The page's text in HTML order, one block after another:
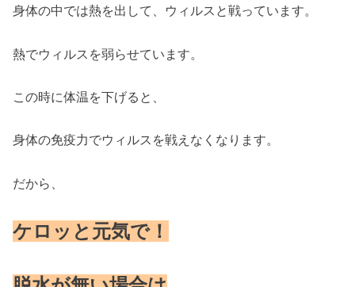
身体の中では熱を出して、ウィルスと戦っています。
熱でウィルスを弱らせています。
この時に体温を下げると、
身体の免疫力でウィルスを戦えなくなります。
だから、
ケロッと元気で！